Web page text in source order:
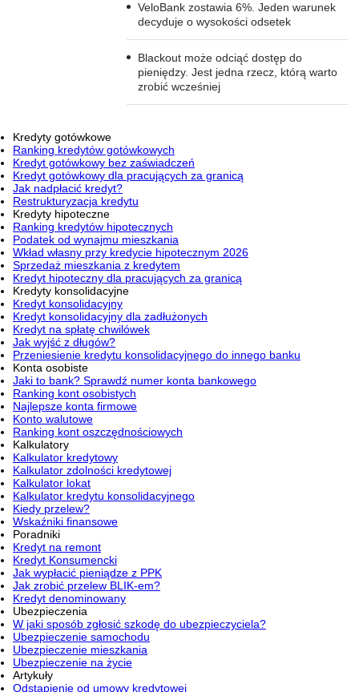
VeloBank zostawia 6%. Jeden warunek
decyduje o wysokości odsetek
Blackout może odciąć dostęp do
pieniędzy. Jest jedna rzecz, którą warto
zrobić wcześniej
Kredyty gotówkowe
Ranking kredytów gotówkowych
Kredyt gotówkowy bez zaświadczeń
Kredyt gotówkowy dla pracujących za granicą
Jak nadpłacić kredyt?
Restrukturyzacja kredytu
Kredyty hipoteczne
Ranking kredytów hipotecznych
Podatek od wynajmu mieszkania
Wkład własny przy kredycie hipotecznym 2026
Sprzedaż mieszkania z kredytem
Kredyt hipoteczny dla pracujących za granicą
Kredyty konsolidacyjne
Kredyt konsolidacyjny
Kredyt konsolidacyjny dla zadłużonych
Kredyt na spłatę chwilówek
Jak wyjść z długów?
Przeniesienie kredytu konsolidacyjnego do innego banku
Konta osobiste
Jaki to bank? Sprawdź numer konta bankowego
Ranking kont osobistych
Najlepsze konta firmowe
Konto walutowe
Ranking kont oszczędnościowych
Kalkulatory
Kalkulator kredytowy
Kalkulator zdolności kredytowej
Kalkulator lokat
Kalkulator kredytu konsolidacyjnego
Kiedy przelew?
Wskaźniki finansowe
Poradniki
Kredyt na remont
Kredyt Konsumencki
Jak wypłacić pieniądze z PPK
Jak zrobić przelew BLIK-em?
Kredyt denominowany
Ubezpieczenia
W jaki sposób zgłosić szkodę do ubezpieczyciela?
Ubezpieczenie samochodu
Ubezpieczenie mieszkania
Ubezpieczenie na życie
Artykuły
Odstąpienie od umowy kredytowej